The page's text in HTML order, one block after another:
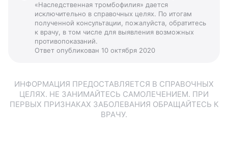
«Наследственная тромбофилия» дается
исключительно в справочных целях. По итогам
полученной консультации, пожалуйста, обратитесь
к врачу, в том числе для выявления возможных
противопоказаний.
Ответ опубликован 10 октября 2020
ИНФОРМАЦИЯ ПРЕДОСТАВЛЯЕТСЯ В СПРАВОЧНЫХ
ЦЕЛЯХ. НЕ ЗАНИМАЙТЕСЬ САМОЛЕЧЕНИЕМ. ПРИ
ПЕРВЫХ ПРИЗНАКАХ ЗАБОЛЕВАНИЯ ОБРАЩАЙТЕСЬ К
ВРАЧУ.